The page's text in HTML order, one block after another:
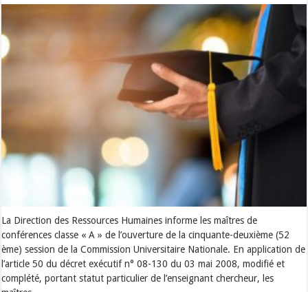
La Direction des Ressources Humaines informe les maîtres de
conférences classe « A » de l’ouverture de la cinquante-deuxième (52
ème) session de la Commission Universitaire Nationale. En application de
l’article 50 du décret exécutif n° 08-130 du 03 mai 2008, modifié et
complété, portant statut particulier de l’enseignant chercheur, les